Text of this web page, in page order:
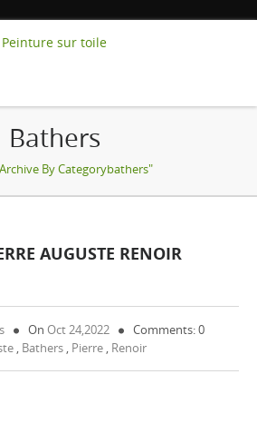
Peinture sur toile
Bathers
By Categorybathers"
AUGUSTE RENOIR
On Oct 24,2022
Comments: 0
, Bathers , Pierre , Renoir